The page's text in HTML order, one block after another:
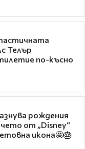
Телър
по-късно
рождения
от „Disney“
икона🤩🎂